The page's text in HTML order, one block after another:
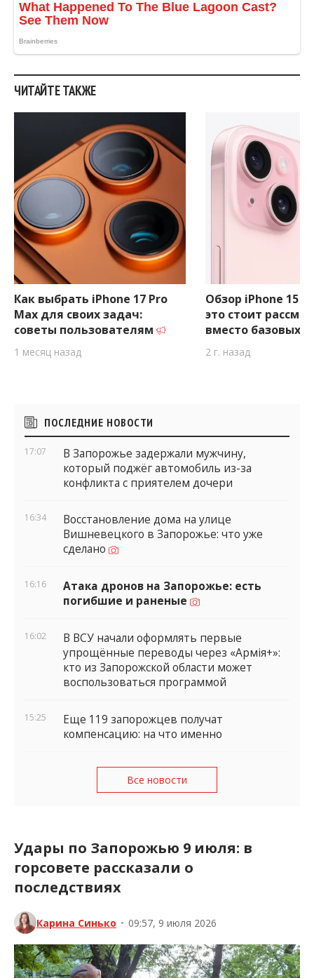
ЧИТАЙТЕ ТАКЖЕ
Как выбрать iPhone 17 Pro
Max для своих задач:
советы пользователям
1 месяц назад
Обзор iPhone 15
это стоит
вместо базовых
2 г. назад
Боковые
виджеты
ПОСЛЕДНИЕ НОВОСТИ
17:07
В Запорожье задержали мужчину,
который поджёг автомобиль из-за
конфликта с приятелем дочери
16:34
Восстановление дома на улице
Вишневецкого в Запорожье: что уже
сделано
16:16
Атака дронов на Запорожье: есть
погибшие и раненые
16:02
В ВСУ начали оформлять первые
упрощённые переводы через «Армія+»:
кто из Запорожской области может
воспользоваться программой
15:25
Еще 119 запорожцев получат
компенсацию: на что именно
Все новости
Удары по Запорожью 9 июля: в
горсовете рассказали о
последствиях
Карина Синько • 09:57, 9 июля 2026